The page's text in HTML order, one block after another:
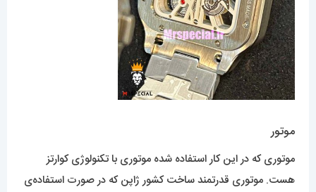
موتور
موتوری که در این کار استفاده شده موتوری با تکنولوژی کوارتز
هست. موتوری قدرتمند ساخت کشور ژاپن که در صورت استفاده‌ی